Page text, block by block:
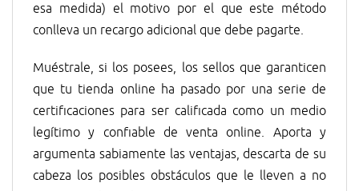
esa medida) el motivo por el que este método
conlleva un recargo adicional que debe pagarte.
Muéstrale, si los posees, los sellos que garanticen
que tu tienda online ha pasado por una serie de
certificaciones para ser calificada como un medio
legítimo y confiable de venta online. Aporta y
argumenta sabiamente las ventajas, descarta de su
cabeza los posibles obstáculos que le lleven a no